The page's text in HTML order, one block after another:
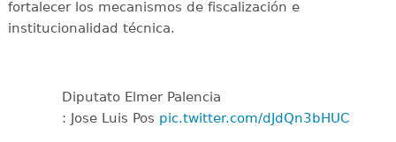
fortalecer los mecanismos de fiscalización e
institucionalidad técnica.
Diputato Elmer Palencia
: Jose Luis Pos pic.twitter.com/dJdQn3bHUC